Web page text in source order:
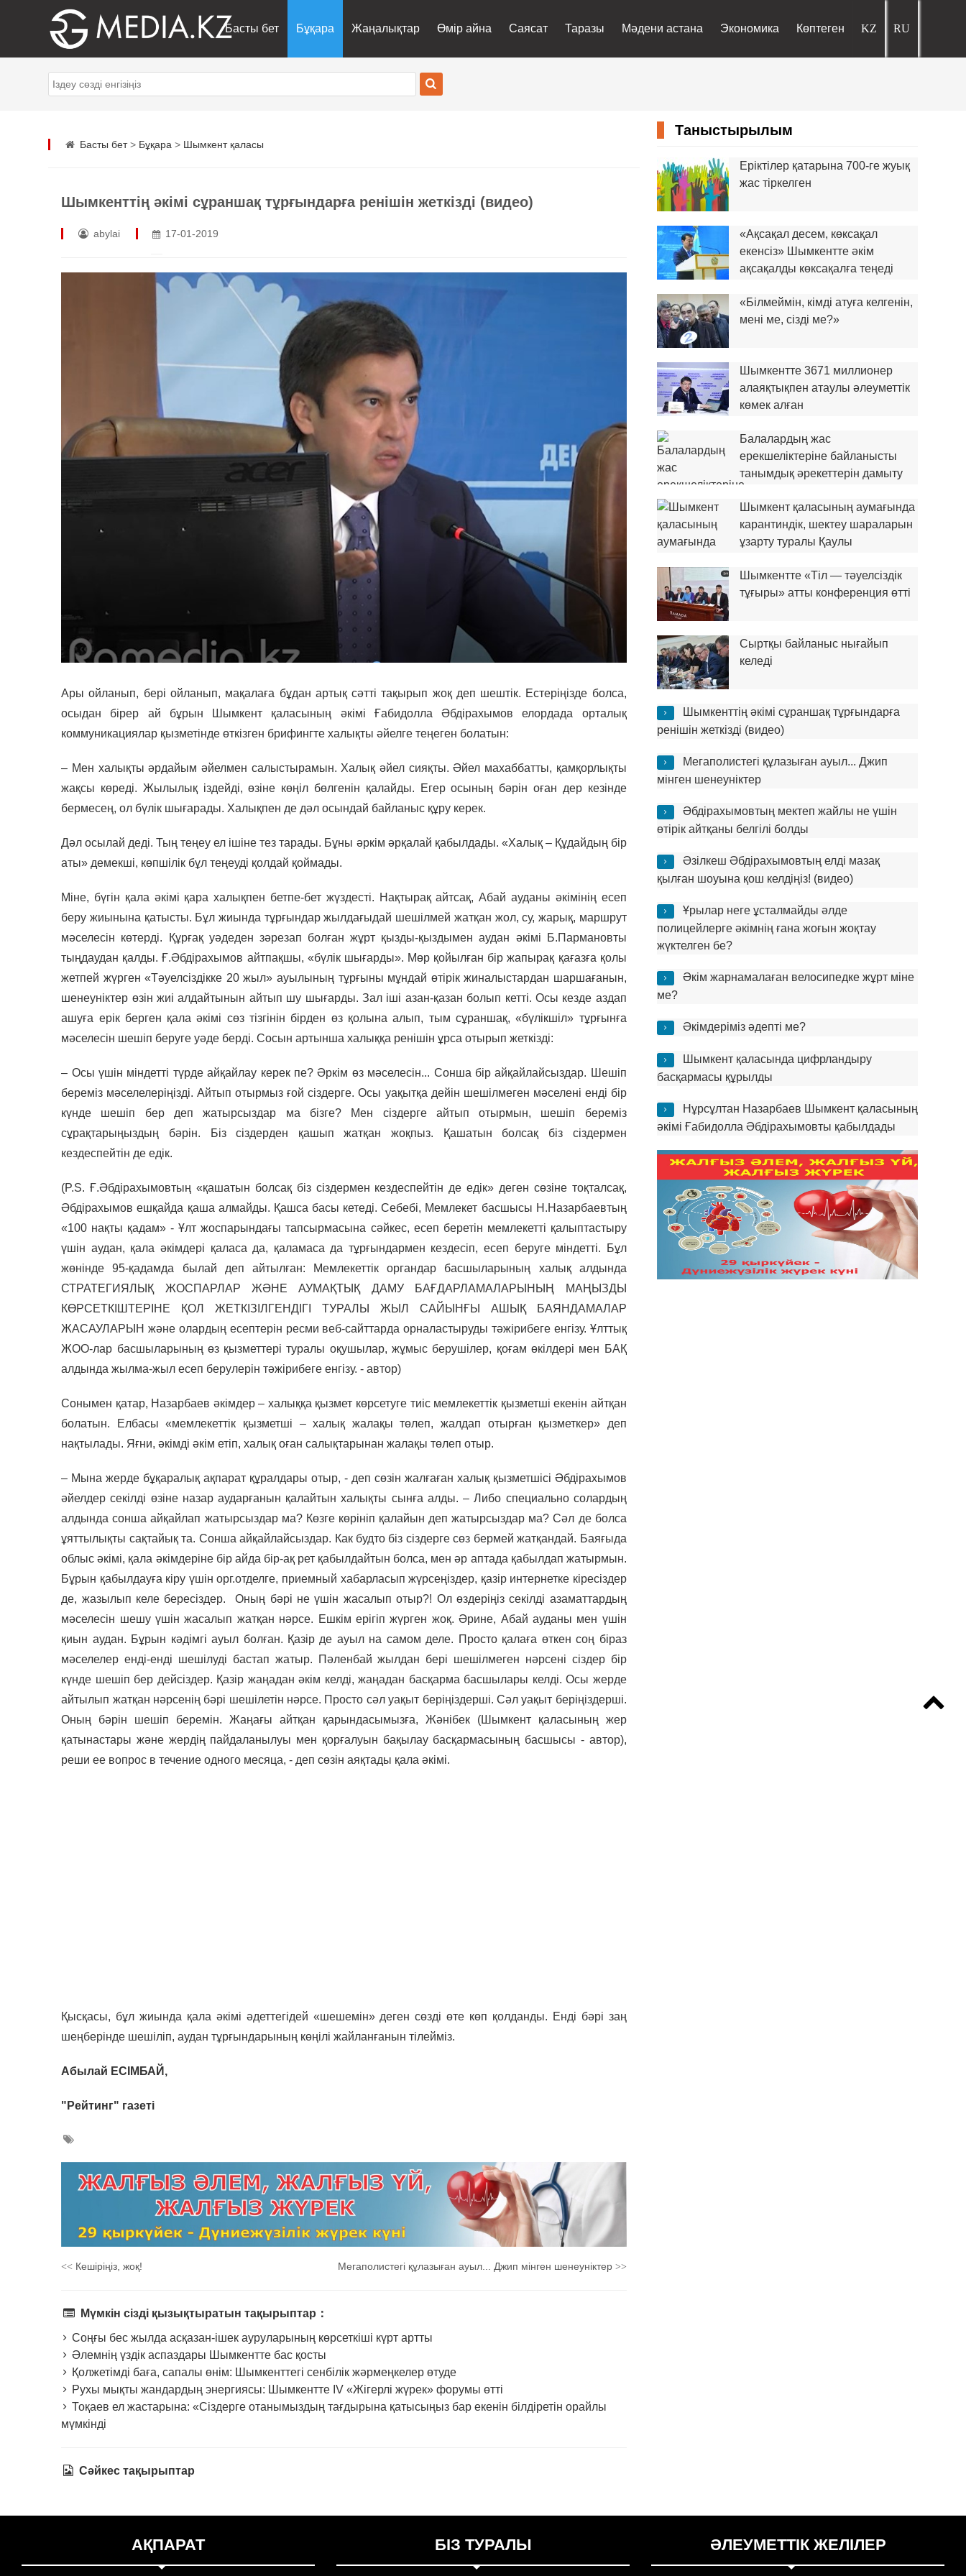
Басты бет Бұқара Жаңалықтар Өмір айна Саясат Таразы Мәдени астана Экономика Көптеген
Басты бет> Бұқара > Шымкент қаласы
Шымкенттің әкімі сұраншақ тұрғындарға ренішін жеткізді (видео)
abylai 17-01-2019
Ары ойланып, бері ойланып, мақалаға бұдан артық сәтті тақырып жоқ деп шештік. Естеріңізде болса,
осыдан бірер ай бұрын Шымкент қаласының әкімі Ғабидолла Әбдірахымов елордада орталық
коммуникациялар қызметінде өткізген брифингте халықты әйелге теңеген болатын:
– Мен халықты әрдайым әйелмен салыстырамын. Халық әйел сияқты. Әйел махаббатты, қамқорлықты
жақсы көреді. Жылылық іздейді, өзіне көңіл бөлгенін қалайды. Егер осының бәрін оған дер кезінде
бермесең, ол бүлік шығарады. Халықпен де дәл осындай байланыс құру керек.
Дәл осылай деді. Тың теңеу ел ішіне тез тарады. Бұны әркім әрқалай қабылдады. «Халық – Құдайдың бір
аты» демекші, көпшілік бұл теңеуді қолдай қоймады.
Міне, бүгін қала әкімі қара халықпен бетпе-бет жүздесті. Нақтырақ айтсақ, Абай ауданы әкімінің есеп
беру жиынына қатысты. Бұл жиында тұрғындар жылдағыдай шешілмей жатқан жол, су, жарық, маршрут
мәселесін көтерді. Құрғақ уәдеден зәрезап болған жұрт қызды-қыздымен аудан әкімі Б.Пармановты
тыңдаудан қалды. Ғ.Әбдірахымов айтпақшы, «бүлік шығарды». Мөр қойылған бір жапырақ қағазға қолы
жетпей жүрген «Тәуелсіздікке 20 жыл» ауылының тұрғыны мұндай өтірік жиналыстардан шаршағанын,
шенеуніктер өзін жиі алдайтынын айтып шу шығарды. Зал іші азан-қазан болып кетті. Осы кезде аздап
ашуға ерік берген қала әкімі сөз тізгінін бірден өз қолына алып, тым сұраншақ, «бүлікшіл» тұрғынға
мәселесін шешіп беруге уәде берді. Сосын артынша халыққа ренішін ұрса отырып жеткізді:
– Осы үшін міндетті түрде айқайлау керек пе? Әркім өз мәселесін... Сонша бір айқайлайсыздар. Шешіп
береміз мәселелеріңізді. Айтып отырмыз ғой сіздерге. Осы уақытқа дейін шешілмеген мәселені енді бір
күнде шешіп бер деп жатырсыздар ма бізге? Мен сіздерге айтып отырмын, шешіп береміз
сұрақтарыңыздың бәрін. Біз сіздерден қашып жатқан жоқпыз. Қашатын болсақ біз сіздермен
кездеспейтін де едік.
(P.S. Ғ.Әбдірахымовтың «қашатын болсақ біз сіздермен кездеспейтін де едік» деген сөзіне тоқталсақ,
Әбдірахымов ешқайда қаша алмайды. Қашса басы кетеді. Себебі, Мемлекет басшысы Н.Назарбаевтың
«100 нақты қадам» - Ұлт жоспарындағы тапсырмасына сәйкес, есеп беретін мемлекетті қалыптастыру
үшін аудан, қала әкімдері қаласа да, қаламаса да тұрғындармен кездесіп, есеп беруге міндетті. Бұл
жөнінде 95-қадамда былай деп айтылған: Мемлекеттік органдар басшыларының халық алдында
СТРАТЕГИЯЛЫҚ ЖОСПАРЛАР ЖӘНЕ АУМАҚТЫҚ ДАМУ БАҒДАРЛАМАЛАРЫНЫҢ МАҢЫЗДЫ
КӨРСЕТКІШТЕРІНЕ ҚОЛ ЖЕТКІЗІЛГЕНДІГІ ТУРАЛЫ ЖЫЛ САЙЫНҒЫ АШЫҚ БАЯНДАМАЛАР
ЖАСАУЛАРЫН және олардың есептерін ресми веб-сайттарда орналастыруды тәжірибеге енгізу. Ұлттық
ЖОО-лар басшыларының өз қызметтері туралы оқушылар, жұмыс берушілер, қоғам өкілдері мен БАҚ
алдында жылма-жыл есеп берулерін тәжірибеге енгізу. - автор)
Сонымен қатар, Назарбаев әкімдер – халыққа қызмет көрсетуге тиіс мемлекеттік қызметші екенін айтқан
болатын. Елбасы «мемлекеттік қызметші – халық жалақы төлеп, жалдап отырған қызметкер» деп
нақтылады. Яғни, әкімді әкім етіп, халық оған салықтарынан жалақы төлеп отыр.
– Мына жерде бұқаралық ақпарат құралдары отыр, - деп сөзін жалғаған халық қызметшісі Әбдірахымов
әйелдер секілді өзіне назар аударғанын қалайтын халықты сынға алды. – Либо специально солардың
алдында сонша айқайлап жатырсыздар ма? Көзге көрініп қалайын деп жатырсыздар ма? Сәл де болса
ұяттылықты сақтайық та. Сонша айқайлайсыздар. Как будто біз сіздерге сөз бермей жатқандай. Баяғыда
облыс әкімі, қала әкімдеріне бір айда бір-ақ рет қабылдайтын болса, мен әр аптада қабылдап жатырмын.
Бұрын қабылдауға кіру үшін орг.отделге, приемный хабарласып жүрсеңіздер, қазір интернетке кіресіздер
де, жазылып келе бересіздер. Оның бәрі не үшін жасалып отыр?! Ол өздеріңіз секілді азаматтардың
мәселесін шешу үшін жасалып жатқан нәрсе. Ешкім ерігіп жүрген жоқ. Әрине, Абай ауданы мен үшін
қиын аудан. Бұрын кәдімгі ауыл болған. Қазір де ауыл на самом деле. Просто қалаға өткен соң біраз
мәселелер енді-енді шешілуді бастап жатыр. Пәленбай жылдан бері шешілмеген нәрсені сіздер бір
күнде шешіп бер дейсіздер. Қазір жаңадан әкім келді, жаңадан басқарма басшылары келді. Осы жерде
айтылып жатқан нәрсенің бәрі шешілетін нәрсе. Просто сәл уақыт беріңіздерші. Сәл уақыт беріңіздерші.
Оның бәрін шешіп беремін. Жаңағы айтқан қарындасымызға, Жәнібек (Шымкент қаласының жер
қатынастары және жердің пайдаланылуы мен қорғалуын бақылау басқармасының басшысы - автор),
реши ее вопрос в течение одного месяца, - деп сөзін аяқтады қала әкімі.
Қысқасы, бұл жиында қала әкімі әдеттегідей «шешемін» деген сөзді өте көп қолданды. Енді бәрі заң
шеңберінде шешіліп, аудан тұрғындарының көңілі жайланғанын тілейміз.
Абылай ЕСІМБАЙ,
"Рейтинг" газеті
<< Кешіріңіз, жоқ! Мегаполистегі құлазыған ауыл... Джип мінген шенеуніктер >>
Мүмкін сізді қызықтыратын тақырыптар：
Соңғы бес жылда асқазан-ішек ауруларының көрсеткіші күрт артты
Әлемнің үздік аспаздары Шымкентте бас қосты
Қолжетімді баға, сапалы өнім: Шымкенттегі сенбілік жәрмеңкелер өтуде
Рухы мықты жандардың энергиясы: Шымкентте IV «Жігерлі жүрек» форумы өтті
Тоқаев ел жастарына: «Сіздерге отанымыздың тағдырына қатысыңыз бар екенін білдіретін орайлы
мүмкінді
Сәйкес тақырыптар
Таныстырылым
Еріктілер қатарына 700-ге жуық
жас тіркелген
«Ақсақал десем, көксақал
екенсіз» Шымкентте әкім
ақсақалды көксақалға теңеді
«Білмеймін, кімді атуға келгенін,
мені ме, сізді ме?»
Шымкентте 3671 миллионер
алаяқтықпен атаулы әлеуметтік
көмек алған
Балалардың жас
ерекшеліктеріне байланысты
танымдық әрекеттерін дамыту
Шымкент қаласының аумағында
карантиндік, шектеу шараларын
ұзарту туралы Қаулы
Шымкентте «Тіл — тәуелсіздік
тұғыры» атты конференция өтті
Сыртқы байланыс нығайып
келеді
Шымкенттің әкімі сұраншақ тұрғындарға
ренішін жеткізді (видео)
Мегаполистегі құлазыған ауыл... Джип
мінген шенеуніктер
Әбдірахымовтың мектеп жайлы не үшін
өтірік айтқаны белгілі болды
Әзілкеш Әбдірахымовтың елді мазақ
қылған шоуына қош келдіңіз! (видео)
Ұрылар неге ұсталмайды әлде
полицейлерге әкімнің ғана жоғын жоқтау
жүктелген бе?
Әкім жарнамалаған велосипедке жұрт міне
ме?
Әкімдеріміз әдепті ме?
Шымкент қаласында цифрландыру
басқармасы құрылды
Нұрсұлтан Назарбаев Шымкент қаласының
әкімі Ғабидолла Әбдірахымовты қабылдады
АҚПАРАТ БІЗ ТУРАЛЫ ӘЛЕУМЕТТІК ЖЕЛІЛЕР